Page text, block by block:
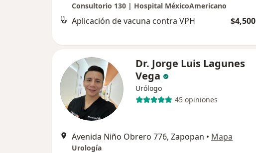
Consultorio 130 | Hospital MéxicoAmericano
Aplicación de vacuna contra VPH $4,500
Dr. Jorge Luis Lagunes
Vega
Urólogo
45 opiniones
Avenida Niño Obrero 776, Zapopan • Mapa
Urología